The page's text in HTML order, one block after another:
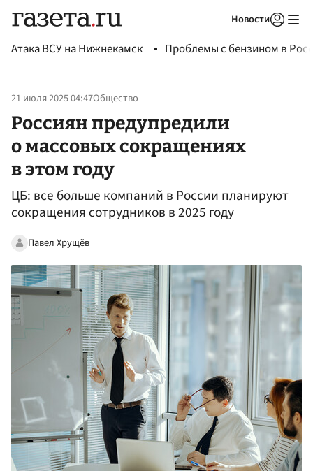
Новости
Атака ВСУ на Нижнекамск Проблемы с бензином в
21 июля 2025 04:47Общество
Россиян предупредили
о массовых сокращениях
в этом году
ЦБ: все больше компаний в России планируют
сокращения сотрудников в 2025 году
Павел Хрущёв